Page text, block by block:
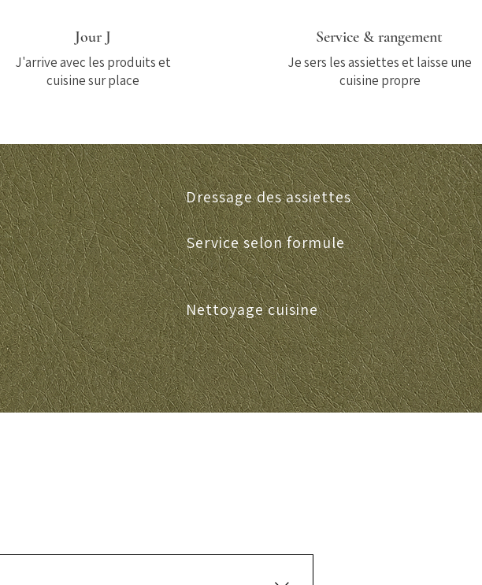
Jour J
J'arrive avec les produits et
cuisine sur place
Service & rangement
Je sers les assiettes et laisse une
cuisine propre
Dressage des assiettes
Service selon formule
Nettoyage cuisine